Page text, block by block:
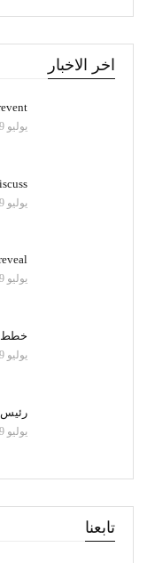
اخر الاخبار
يوليو 19, 2026
يوليو 19, 2026
يوليو 19, 2026
خطط
يوليو 19, 2026
رئيس
يوليو 19, 2026
تابعنا